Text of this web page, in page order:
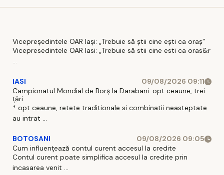
Vicepreședintele OAR Iași: „Trebuie să știi cine ești ca oraș”
Vicepresedintele OAR Iasi: „Trebuie să stii cine esti ca oras&r
...
IASI
09/08/2026 09:11
Campionatul Mondial de Borș la Darabani: opt ceaune, trei
țări
* opt ceaune, retete traditionale si combinatii neasteptate
au intrat ...
BOTOSANI
09/08/2026 09:05
Cum influențează contul curent accesul la credite
Contul curent poate simplifica accesul la credite prin
incasarea venit ...